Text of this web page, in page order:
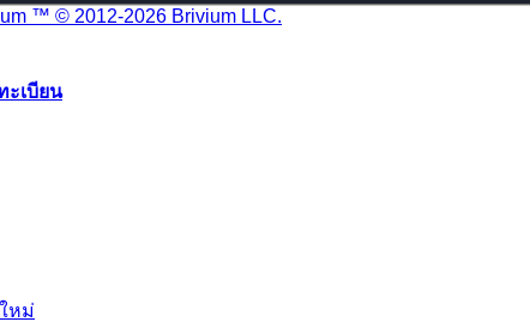
™ © 2012-2026 Brivium LLC.
ะเบียน
หม่